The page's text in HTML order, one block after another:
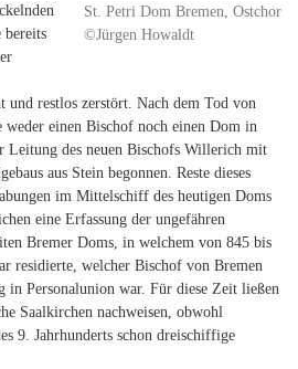
St. Petri Dom Bremen, Ostchor
©Jürgen Howaldt
bereits
und restlos zerstört. Nach dem Tod von
weder einen Bischof noch einen Dom in
Leitung des neuen Bischofs Willerich mit
aus Stein begonnen. Reste dieses
im Mittelschiff des heutigen Doms
eine Erfassung der ungefähren
Bremer Doms, in welchem von 845 bis
residierte, welcher Bischof von Bremen
in Personalunion war. Für diese Zeit ließen
Saalkirchen nachweisen, obwohl
9. Jahrhunderts schon dreischiffige